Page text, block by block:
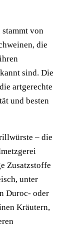
von
die
sind. Die
artgerechte
und besten
– die
Zusatzstoffe
unter
Duroc- oder
Kräutern,